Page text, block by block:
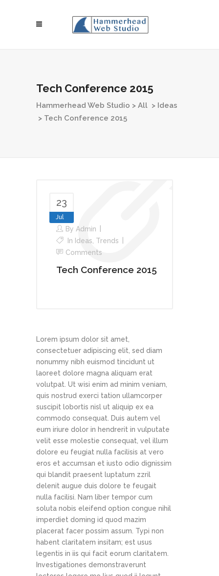
Tech Conference 2015
Hammerhead Web Studio > All > Ideas
> Tech Conference 2015
23
Jul
By Admin
In Ideas Trends
Comments
Tech Conference 2015
Lorem ipsum dolor sit amet,
consectetuer adipiscing elit, sed diam
nonummy nibh euismod tincidunt ut
laoreet dolore magna aliquam erat
volutpat. Ut wisi enim ad minim veniam,
quis nostrud exerci tation ullamcorper
suscipit lobortis nisl ut aliquip ex ea
commodo consequat. Duis autem vel
eum iriure dolor in hendrerit in vulputate
velit esse molestie consequat, vel illum
dolore eu feugiat nulla facilisis at vero
eros et accumsan et iusto odio dignissim
qui blandit praesent luptatum zzril
delenit augue duis dolore te feugait
nulla facilisi. Nam liber tempor cum
soluta nobis eleifend option congue nihil
imperdiet doming id quod mazim
placerat facer possim assum. Typi non
habent claritatem insitam; est usus
legentis in iis qui facit eorum claritatem.
Investigationes demonstraverunt